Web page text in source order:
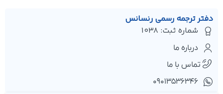
دفتر ترجمه رسمی رنسانس
شماره ثبت: 1038
درباره ما
تماس با ما
۰۹۰۱۳۵۳۶۳۴۶